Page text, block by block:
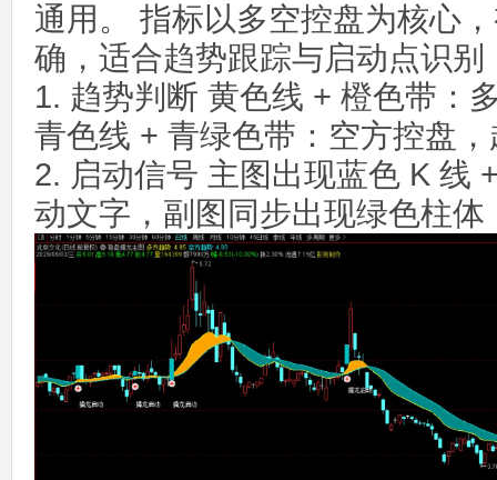
通用。 指标以多空控盘为核心
确，适合趋势跟踪与启动点识别
1. 趋势判断 黄色线 + 橙色带：
青色线 + 青绿色带：空方控盘
2. 启动信号 主图出现蓝色 K 线
动文字，副图同步出现绿色柱